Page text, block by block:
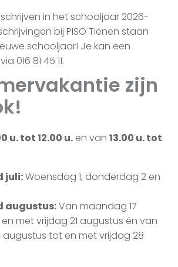
in het schooljaar 2026-
bij PISO Tienen staan
schooljaar! Je kan een
016 81 45 11.
zijn
u. tot 12.00 u. en van 13.00 u. tot
juli:Woensdag 1, donderdag 2 en
augustus:Van maandag 17
met vrijdag 21 augustus én van
tot en met vrijdag 28